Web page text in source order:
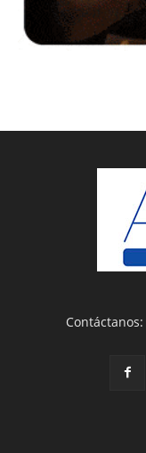
Contáctanos: